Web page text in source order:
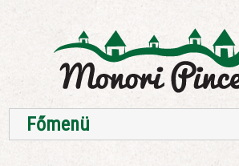
Főmenü